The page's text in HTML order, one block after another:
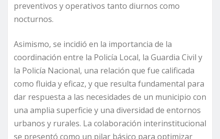
preventivos y operativos tanto diurnos como
nocturnos.
Asimismo, se incidió en la importancia de la
coordinación entre la Policía Local, la Guardia Civil y
la Policía Nacional, una relación que fue calificada
como fluida y eficaz, y que resulta fundamental para
dar respuesta a las necesidades de un municipio con
una amplia superficie y una diversidad de entornos
urbanos y rurales. La colaboración interinstitucional
se presentó como un pilar básico para optimizar